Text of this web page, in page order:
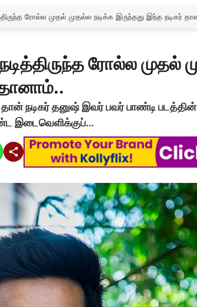
ரோல்ல முதல் முதல்ல நடிக்க இருந்தது இந்த நடிகர்
ரோல்ல முதல்
நடிகர் தனுஷ் இவர் பவர் பாண்டி
இடைவெளிக்குப்…